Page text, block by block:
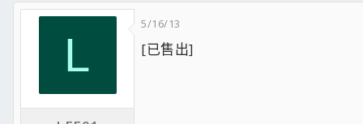
L
5/16/13
[已售出]